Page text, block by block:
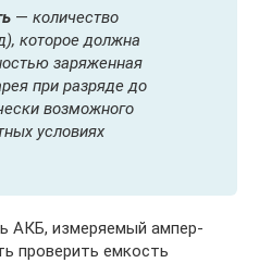
— количество
которое должна
заряженная
при разряде до
возможного
условиях
АКБ, измеряемый ампер-
проверить емкость